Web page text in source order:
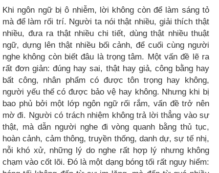
Khi ngôn ngữ bị ô nhiễm, lời không còn để làm sáng tỏ
mà để làm rối trí. Người ta nói thật nhiều, giải thích thật
nhiều, đưa ra thật nhiều chi tiết, dùng thật nhiều thuật
ngữ, dựng lên thật nhiều bối cảnh, để cuối cùng người
nghe không còn biết đâu là trọng tâm. Một vấn đề lẽ ra
rất đơn giản: đúng hay sai, thật hay giả, công bằng hay
bất công, nhân phẩm có được tôn trọng hay không,
người yếu thế có được bảo vệ hay không. Nhưng khi bị
bao phủ bởi một lớp ngôn ngữ rối rắm, vấn đề trở nên
mờ đi. Người có trách nhiệm không trả lời thẳng vào sự
thật, mà dẫn người nghe đi vòng quanh bằng thủ tục,
hoàn cảnh, cảm thông, truyền thống, danh dự, sự tế nhị,
nỗi khó xử, những lý do nghe rất hợp lý nhưng không
chạm vào cốt lõi. Đó là một dạng bóng tối rất nguy hiểm: